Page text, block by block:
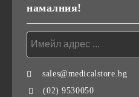
намалния!
sales@medicalstore.bg
(02) 9530050